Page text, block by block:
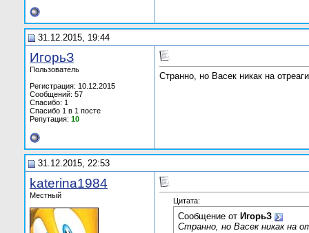
31.12.2015, 19:44
ИгорьЗ
Пользователь
Регистрация: 10.12.2015
Сообщений: 57
Спасибо: 1
Спасибо 1 в 1 посте
Репутация: 10
Странно, но Васек никак на
31.12.2015, 22:53
katerina1984
Местный
Цитата:
Сообщение от ИгорьЗ
Странно, но Васек никак на